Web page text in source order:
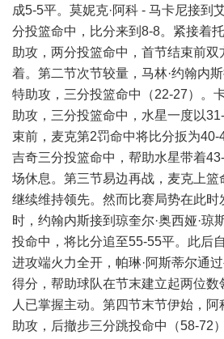
成5-5平。莫妮克·阿科 - 马卡尼接到
分投篮命中，比分来到8-8。紧接着
助攻，两分投篮命中，首节结束前
着。第二节次节较量，马林·约翰内
特助攻，三分投篮命中（22-27）。
助攻，三分投篮命中，水星一度以
束前，麦克第2罚命中将比分扳为40-
吉奇三分投篮命中，帮助水星带着
场休息。第三节易边再战，麦克上篮
继续维持领先。然而比赛局势在此
时，约翰内斯接到琼奎尔·奥西娅·琼
投命中，将比分追至55-55平。此后
进攻端火力全开，帕琳·阿斯蒂尔通
得分，帮助球队在节末建立起两位数
人已掌握主动。第四节末节伊始，
助攻，后撤步三分跳投命中（58-72